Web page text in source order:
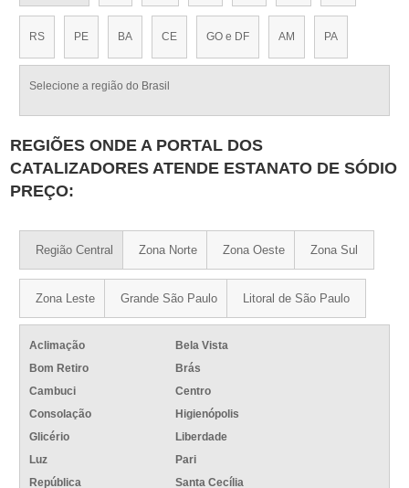
RS PE BA CE GO e DF AM PA
Selecione a região do Brasil
REGIÕES ONDE A PORTAL DOS
CATALIZADORES ATENDE ESTANATO DE SÓDIO
PREÇO:
Região Central Zona Norte Zona Oeste Zona Sul
Zona Leste Grande São Paulo Litoral de São Paulo
Aclimação
Bela Vista
Bom Retiro
Brás
Cambuci
Centro
Consolação
Higienópolis
Glicério
Liberdade
Luz
Pari
República
Santa Cecília